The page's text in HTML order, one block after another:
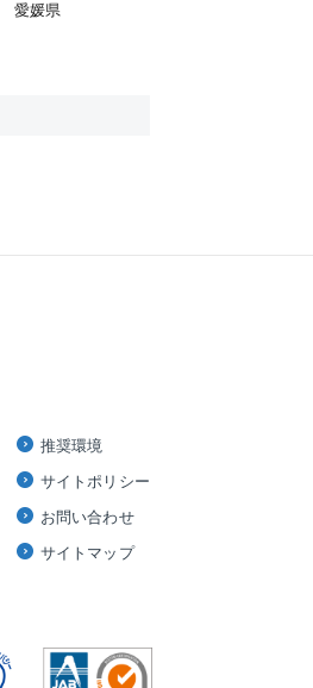
愛媛県
推奨環境
サイトポリシー
お問い合わせ
サイトマップ